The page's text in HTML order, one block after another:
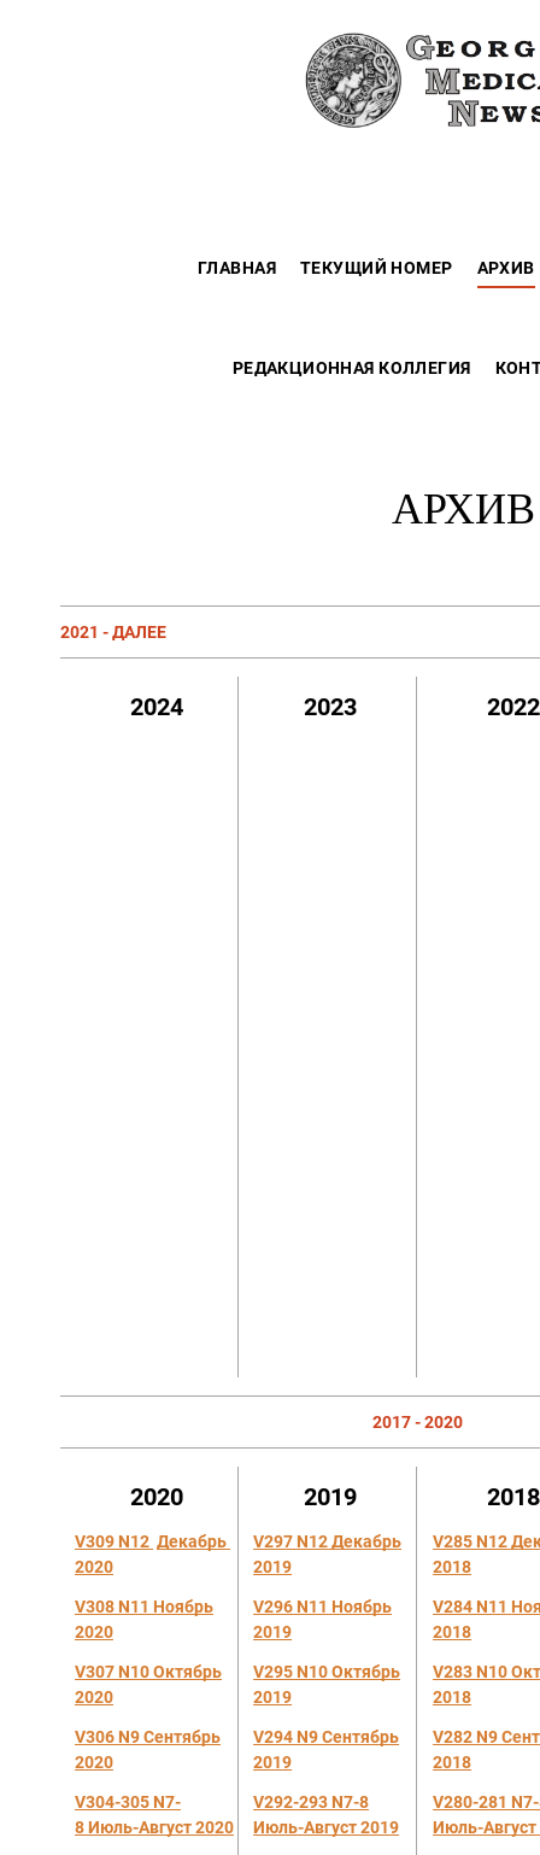
ГЛАВНАЯ ТЕКУЩИЙ НОМЕР АРХИВ
РЕДАКЦИОННАЯ КОЛЛЕГИЯ
АРХИВ
2021 - ДАЛЕЕ
2024 2023 2022
2017 - 2020
2020
V309 N12 Декабрь
2020
V308 N11 Ноябрь
2020
V307 N10 Октябрь
2020
V306 N9 Сентябрь
2020
V304-305 N7-
8Июль-Август2020
2019
V297 N12Декабрь
2019
V296 N11 Ноябрь
2019
V295 N10 Октябрь
2019
V294 N9 Сентябрь
2019
V292-293 N7-8
Июль-Август 2019
2018
V285 N12
2018
V284 N11
2018
V283 N10
2018
V282 N9
2018
V280-281
Июль-Август